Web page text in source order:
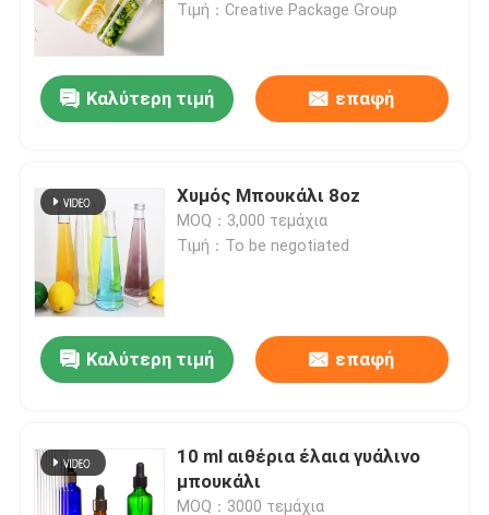
Αρχική Σελίδα
Σχετικά με εμάς
Τιμή：Creative Package Group
Καλύτερη τιμή επαφή
Χυμός Μπουκάλι 8oz
MOQ：3,000 τεμάχια
Τιμή：To be negotiated
Καλύτερη τιμή επαφή
10 ml αιθέρια έλαια γυάλινο
μπουκάλι
MOQ：3000 τεμάχια